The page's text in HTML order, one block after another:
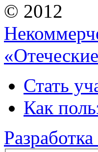
© 2012
Стать
Как
Разработка